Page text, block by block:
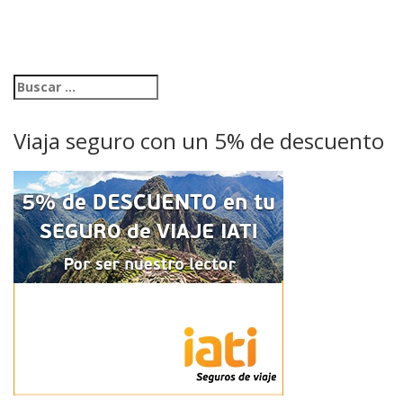
Viaja seguro con un 5% de descuento